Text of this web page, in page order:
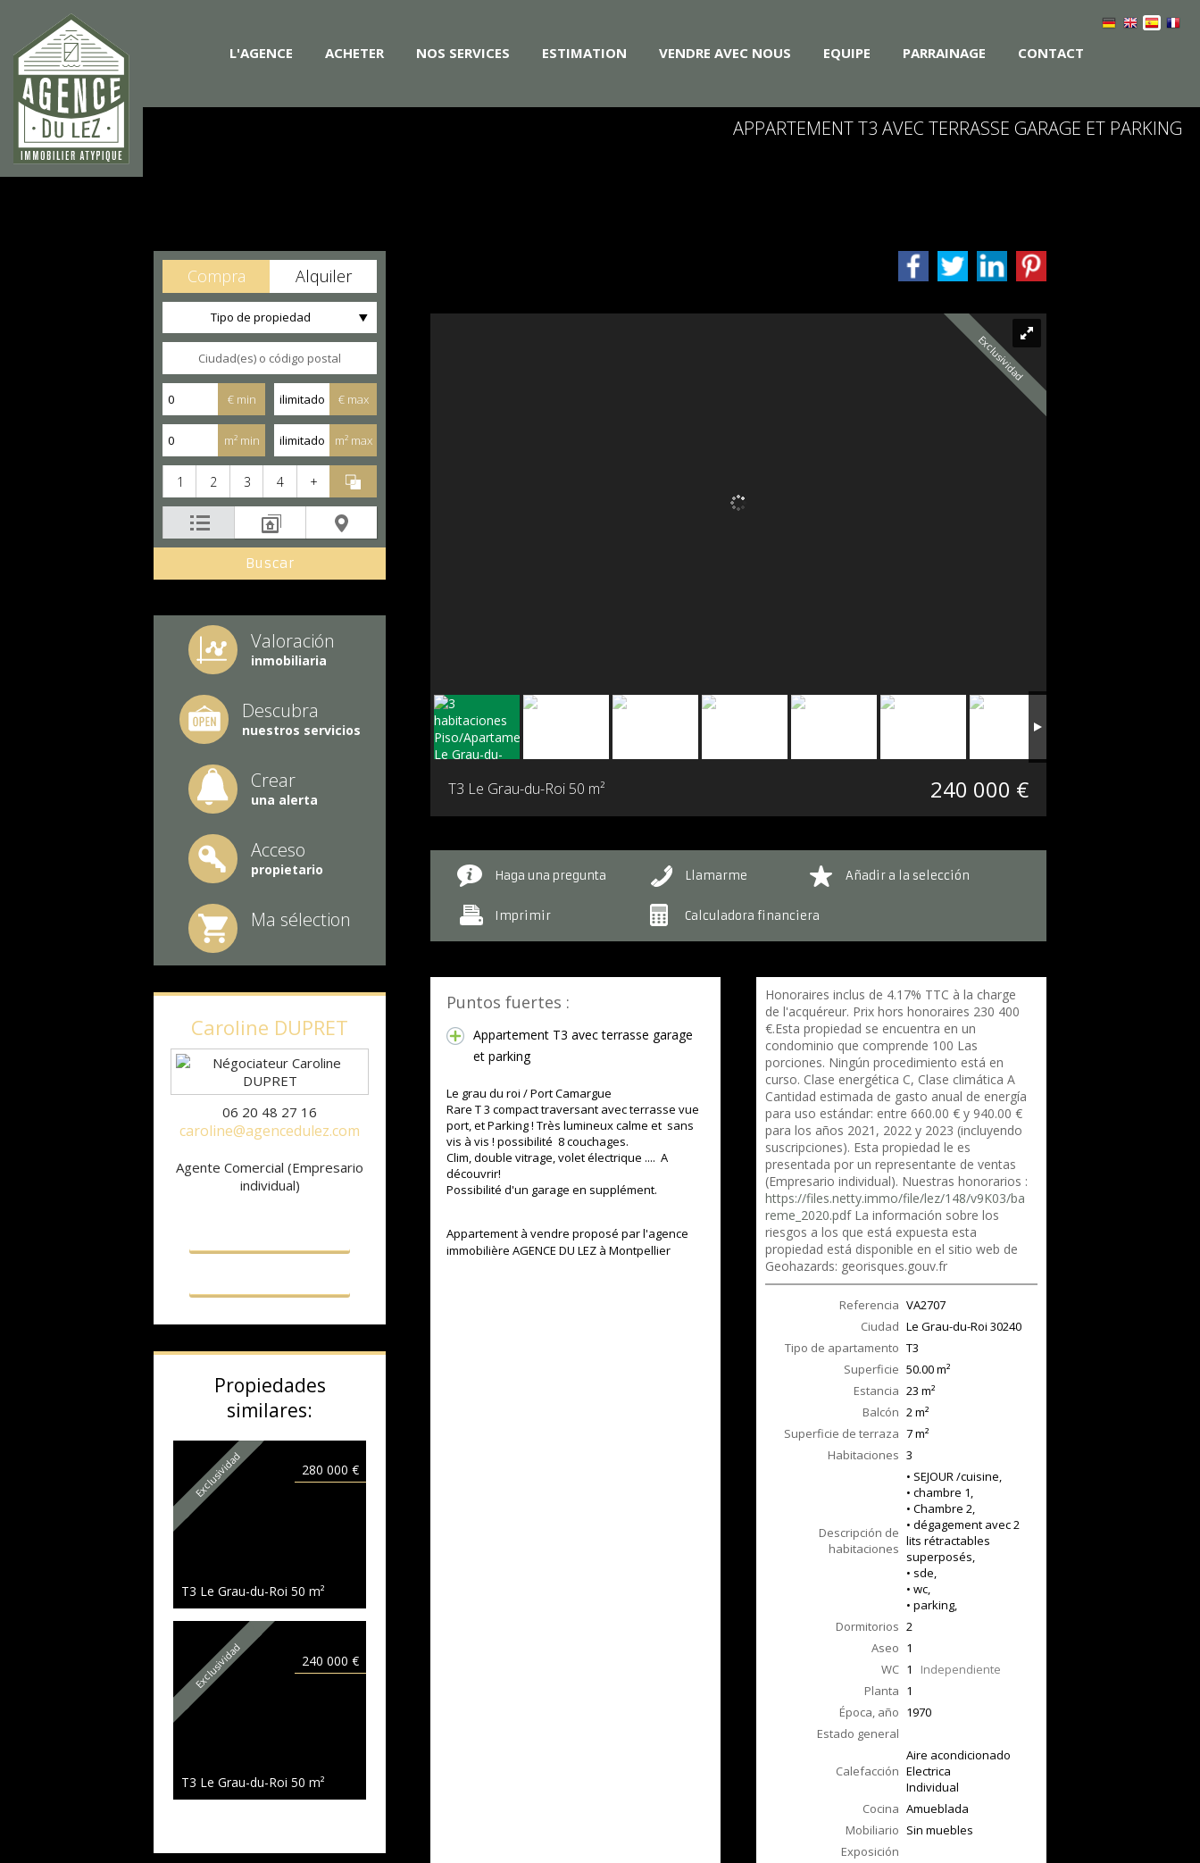
L'AGENCE ACHETER NOS SERVICES ESTIMATION VENDRE AVEC NOUS EQUIPE PARRAINAGE CONTACT
APPARTEMENT T3 AVEC TERRASSE GARAGE ET PARKING
Compra Alquiler
Tipo de propiedad
€ min € max
m² min m² max
1 2 3 4 +
Valoración
inmobiliaria
Descubra
nuestros servicios
Crear
una alerta
Acceso
propietario
Ma sélection
Caroline DUPRET
06 20 48 27 16
caroline@agencedulez.com
Agente Comercial (Empresario
individual)
Propiedades
similares:
Exclusividad 280 000 €
T3 Le Grau-du-Roi 50 m²
Exclusividad 240 000 €
T3 Le Grau-du-Roi 50 m²
Exclusividad
T3 Le Grau-du-Roi 50 m² 240 000 €
Haga una pregunta Llamarme Añadir a la selección
Imprimir Calculadora financiera
Puntos fuertes :
Appartement T3 avec terrasse garage
et parking
Le grau du roi / Port Camargue
Rare T 3 compact traversant avec terrasse vue
port, et Parking ! Très lumineux calme et sans
vis à vis ! possibilité 8 couchages.
Clim, double vitrage, volet électrique .... A
découvrir!
Possibilité d'un garage en supplément.
Appartement à vendre proposé par l'agence
immobilière AGENCE DU LEZ à Montpellier
Honoraires inclus de 4.17% TTC à la charge
de l'acquéreur. Prix hors honoraires 230 400
€.Esta propiedad se encuentra en un
condominio que comprende 100 Las
porciones. Ningún procedimiento está en
curso. Clase energética C, Clase climática A
Cantidad estimada de gasto anual de energía
para uso estándar: entre 660.00 € y 940.00 €
para los años 2021, 2022 y 2023 (incluyendo
suscripciones). Esta propiedad le es
presentada por un representante de ventas
(Empresario individual). Nuestras honorarios :
https://files.netty.immo/file/lez/148/v9K03/ba
reme_2020.pdfLa información sobre los
riesgos a los que está expuesta esta
propiedad está disponible en el sitio web de
Geohazards: georisques.gouv.fr
Referencia VA2707
Ciudad Le Grau-du-Roi 30240
Tipo de apartamento T3
Superficie 50.00m²
Estancia 23 m²
Balcón 2m²
Superficie de terraza 7m²
Habitaciones 3
Descripción de
habitaciones
• SEJOUR /cuisine,
• chambre 1,
• Chambre 2,
• dégagement avec 2
lits rétractables
superposés,
• sde,
• wc,
• parking,
Dormitorios 2
Aseo 1
WC 1 Independiente
Planta 1
Época, año 1970
Estado general
Calefacción
Aire acondicionado
Electrica
Individual
Cocina Amueblada
Mobiliario Sin muebles
Exposición